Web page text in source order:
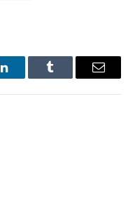
LinkedInTumblr Email